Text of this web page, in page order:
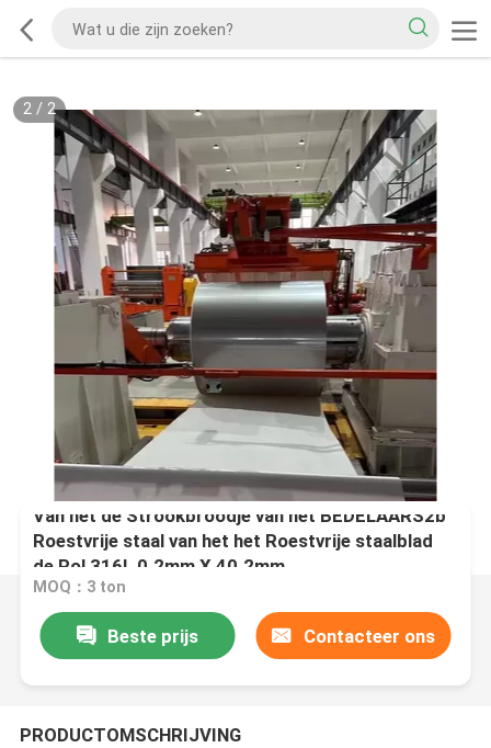
2/ 2
Van het de Strookbroodje van het BEDELAARS2b
Roestvrije staal van het het Roestvrije staalblad
de Rol 316L 0.2mm X 40.2mm
MOQ：3 ton
Beste prijs Contacteer ons
PRODUCTOMSCHRIJVING